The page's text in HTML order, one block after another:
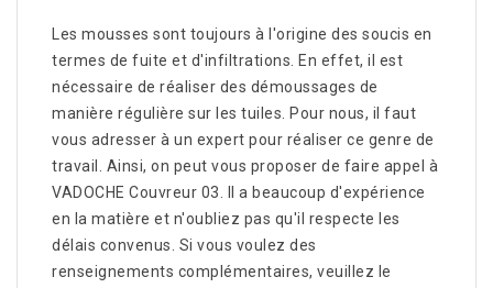
Les mousses sont toujours à l'origine des soucis en
termes de fuite et d'infiltrations. En effet, il est
nécessaire de réaliser des démoussages de
manière régulière sur les tuiles. Pour nous, il faut
vous adresser à un expert pour réaliser ce genre de
travail. Ainsi, on peut vous proposer de faire appel à
VADOCHE Couvreur 03. Il a beaucoup d'expérience
en la matière et n'oubliez pas qu'il respecte les
délais convenus. Si vous voulez des
renseignements complémentaires, veuillez le